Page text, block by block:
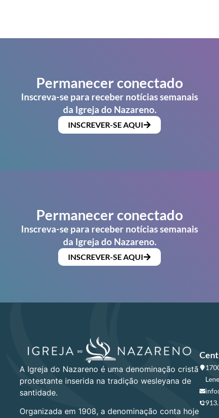
Permanecer conectado
Inscreva-se para receber notícias semanais
da Igreja do Nazareno.
INSCREVER-SE AQUI
Permanecer conectado
Inscreva-se para receber notícias semanais
da Igreja do Nazareno.
INSCREVER-SE AQUI
A Igreja do Nazareno é uma denominação cristã
protestante inserida na tradição wesleyana de
santidade.
Organizada em 1908, a denominação conta hoje